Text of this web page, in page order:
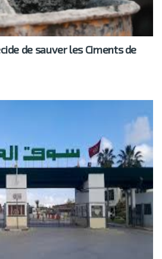
de sauver les Ciments de